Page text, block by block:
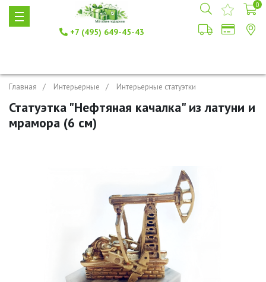
+7 (495) 649-45-43
0
Главная Интерьерные Интерьерные статуэтки
Статуэтка "Нефтяная качалка" из латуни и
мрамора (6 см)